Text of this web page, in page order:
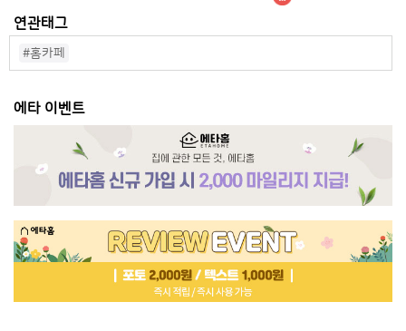
연관태그
#홈카페
에타 이벤트